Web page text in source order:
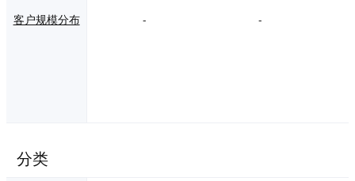
客户规模分布 - -
分类